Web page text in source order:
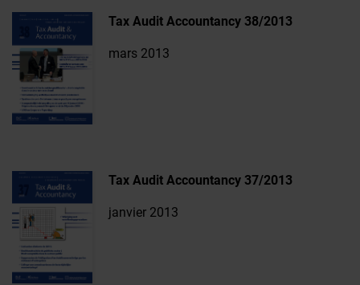
Tax Audit Accountancy 38/2013
mars 2013
Tax Audit Accountancy 37/2013
janvier 2013